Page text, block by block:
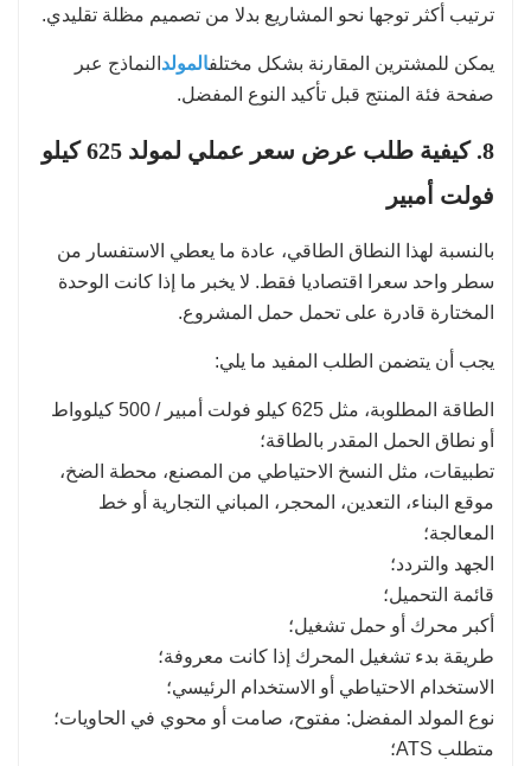
ترتيب أكثر توجها نحو المشاريع بدلا من تصميم مظلة تقليدي.
يمكن للمشترين المقارنة بشكل مختلفالمولد النماذج عبر
صفحة فئة المنتج قبل تأكيد النوع المفضل.
8. كيفية طلب عرض سعر عملي لمولد 625 كيلو
فولت أمبير
بالنسبة لهذا النطاق الطاقي، عادة ما يعطي الاستفسار من
سطر واحد سعرا اقتصاديا فقط. لا يخبر ما إذا كانت الوحدة
المختارة قادرة على تحمل حمل المشروع.
يجب أن يتضمن الطلب المفيد ما يلي:
الطاقة المطلوبة، مثل 625 كيلو فولت أمبير / 500 كيلوواط
أو نطاق الحمل المقدر بالطاقة؛
تطبيقات، مثل النسخ الاحتياطي من المصنع، محطة الضخ،
موقع البناء، التعدين، المحجر، المباني التجارية أو خط
المعالجة؛
الجهد والتردد؛
قائمة التحميل؛
أكبر محرك أو حمل تشغيل؛
طريقة بدء تشغيل المحرك إذا كانت معروفة؛
الاستخدام الاحتياطي أو الاستخدام الرئيسي؛
نوع المولد المفضل: مفتوح، صامت أو محوي في الحاويات؛
متطلب ATS؛